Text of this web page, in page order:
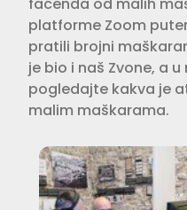
platforme Zoom
pratili brojni
je bio i naš Zvone, a
pogledajte kakva je
malim maškarama.